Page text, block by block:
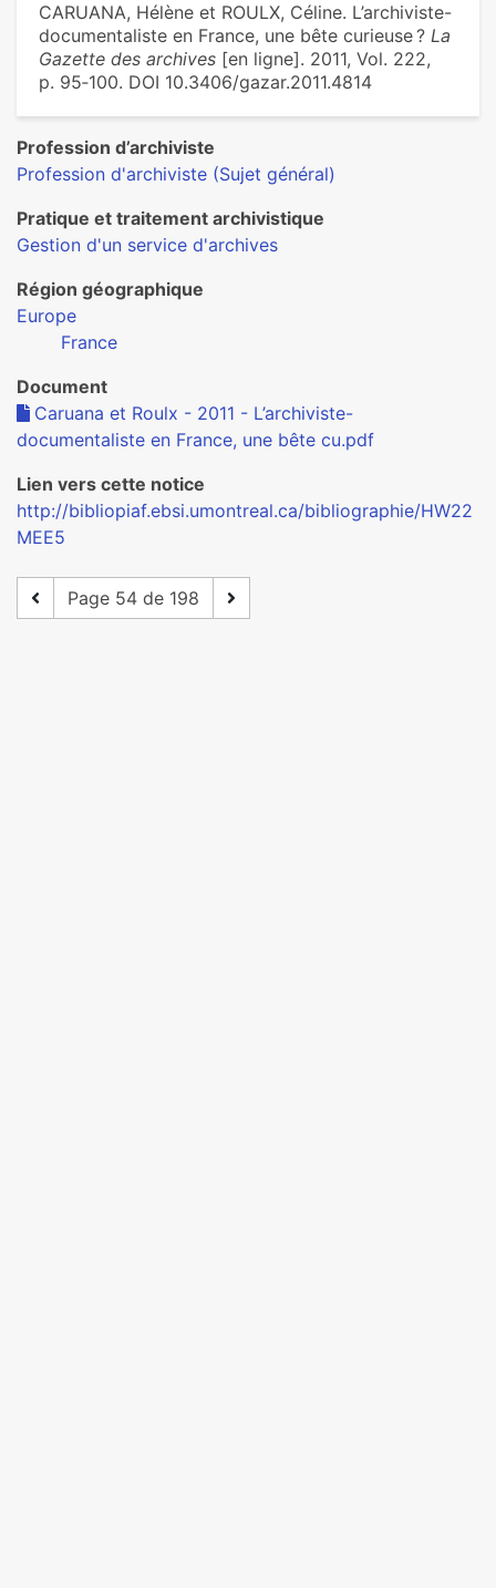
CARUANA, Hélène et ROULX, Céline. L’archiviste-
documentaliste en France, une bête curieuse ? La
Gazette des archives [en ligne]. 2011, Vol. 222,
p. 95‑100. DOI 10.3406/gazar.2011.4814
Profession d’archiviste
Profession d'archiviste (Sujet général)
Pratique et traitement archivistique
Gestion d'un service d'archives
Région géographique
Europe
France
Document
Caruana et Roulx - 2011 - L’archiviste-
documentaliste en France, une bête cu.pdf
Lien vers cette notice
http://bibliopiaf.ebsi.umontreal.ca/bibliographie/HW22
MEE5
Page 54 de 198